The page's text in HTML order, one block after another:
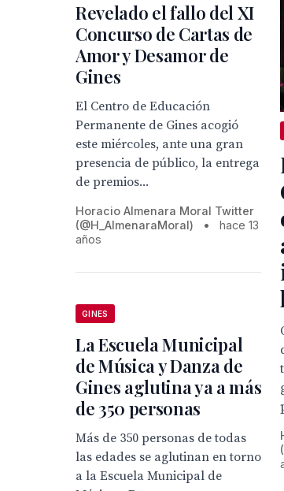
Revelado el fallo del XI
Concurso de Cartas de
Amor y Desamor de
Gines
El Centro de Educación
Permanente de Gines acogió
este miércoles, ante una gran
presencia de público, la entrega
de premios...
Horacio Almenara Moral Twitter
(@H_AlmenaraMoral)
•
hace 13
años
GINES
La Escuela Municipal
de Música y Danza de
Gines aglutina ya a más
de 350 personas
Más de 350 personas de todas
las edades se aglutinan en torno
a la Escuela Municipal de